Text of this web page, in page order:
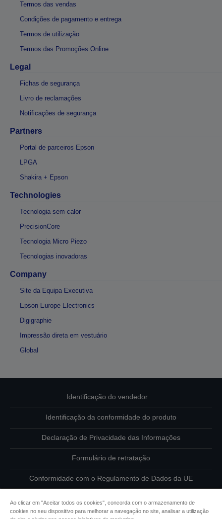
Termos das vendas
Condições de pagamento e entrega
Termos de utilização
Termos das Promoções Online
Legal
Fichas de segurança
Livro de reclamações
Notificações de segurança
Partners
Portal de parceiros Epson
LPGA
Shakira + Epson
Technologies
Tecnologia sem calor
PrecisionCore
Tecnologia Micro Piezo
Tecnologias inovadoras
Company
Site da Equipa Executiva
Epson Europe Electronics
Digigraphie
Impressão direta em vestuário
Global
Identificação do vendedor
Identificação da conformidade do produto
Declaração de Privacidade das Informações
Formulário de retratação
Conformidade com o Regulamento de Dados da UE
Ao clicar em "Aceitar todos os cookies", concorda com o armazenamento de
cookies no seu dispositivo para melhorar a navegação no site, analisar a utilização